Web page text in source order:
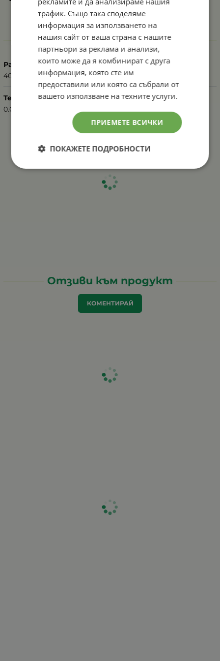
Характеристики
Разфасовка
40 г
Тегло (кг.)
0.04
Отзиви към продукт
КОМЕНТИРАЙ
трафик. Също така споделяме
информация за използването на
нашия сайт от ваша страна с нашите
партньори за реклама и анализи,
които може да я комбинират с друга
информация, която сте им
предоставили или която са събрали от
вашето използване на техните услуги.
ПРИЕМЕТЕ ВСИЧКИ
ПОКАЖЕТЕ ПОДРОБНОСТИ